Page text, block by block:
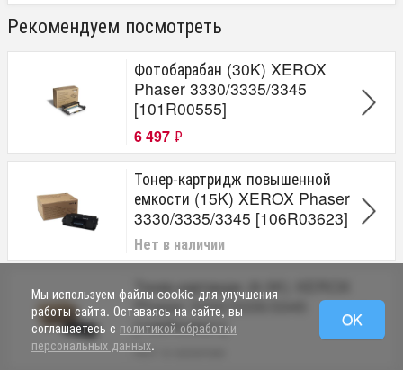
Рекомендуем посмотреть
Фотобарабан (30K) XEROX
Phaser 3330/3335/3345
[101R00555]
6 497 ₽
Тонер-картридж повышенной
емкости (15K) XEROX Phaser
3330/3335/3345 [106R03623]
Нет в наличии
Тонер-картридж (8.5K) XEROX
Phaser 3330/3335/3345
[106R03621]
Нет в наличии
Мы используем файлы cookie для улучшения
работы сайта. Оставаясь на сайте, вы
соглашаетесь с политикой обработки
персональных данных.
OK